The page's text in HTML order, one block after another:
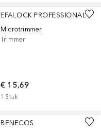
EFALOCK PROFESSIONAL
Microtrimmer
Trimmer
€ 15,69
1 Stuk
BENECOS